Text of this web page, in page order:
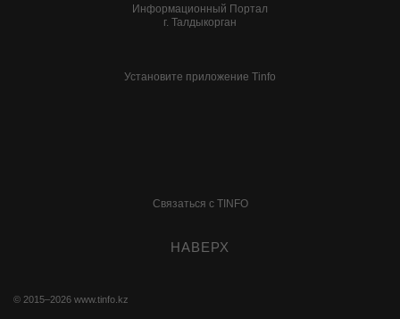
Информационный Портал
г. Талдыкорган
Установите приложение Tinfo
Связаться с TINFO
НАВЕРХ
© 2015–2026 www.tinfo.kz